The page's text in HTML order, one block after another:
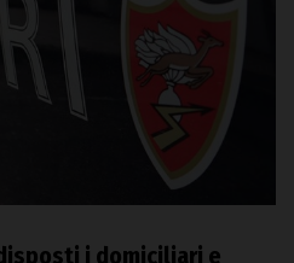
i domiciliari e